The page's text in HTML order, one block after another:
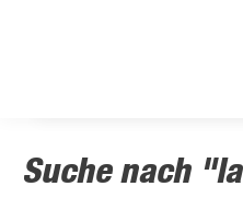
Suche nach